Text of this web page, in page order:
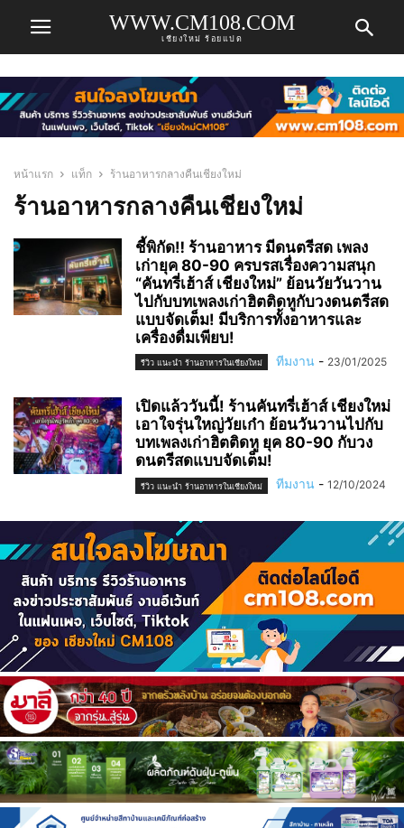
WWW.CM108.COM
เชียงใหม่ ร้อยแปด
หน้าแรก แท็ก ร้านอาหารกลางคืนเชียงใหม่
ร้านอาหารกลางคืนเชียงใหม่
ชี้พิกัด‼️ ร้านอาหาร มีดนตรีสด เพลง
เก่ายุค 80-90 ครบรสเรื่องความสนุก
“คันทรี่เฮ้าส์ เชียงใหม่” ย้อนวัยวันวาน
ไปกับบทเพลงเก่าฮิตติดหูกับวงดนตรีสด
แบบจัดเต็ม! มีบริการทั้งอาหารและ
เครื่องดื่มเพียบ!
รีวิว แนะนำ ร้านอาหารในเชียงใหม่ ทีมงาน - 23/01/2025
เปิดแล้ววันนี้! ร้านคันทรี่เฮ้าส์ เชียงใหม่
เอาใจรุ่นใหญ่วัยเก๋า ย้อนวันวานไปกับ
บทเพลงเก่าฮิตติดหู ยุค 80-90 กับวง
ดนตรีสดแบบจัดเต็ม!
รีวิว แนะนำ ร้านอาหารในเชียงใหม่ ทีมงาน - 12/10/2024